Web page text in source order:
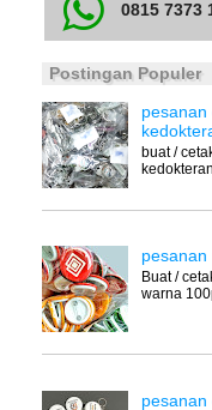
0815 7373
Postingan Populer
buat /
pesanan
Buat /
warna
pesanan